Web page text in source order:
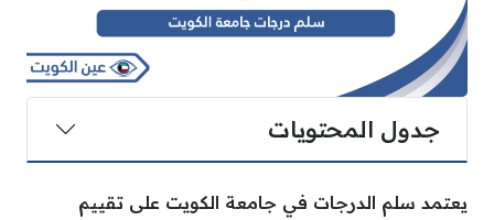
جدول المحتويات
يعتمد سلم الدرجات في جامعة الكويت على تقييم